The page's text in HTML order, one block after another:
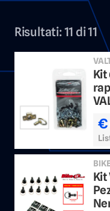
Risultati:11 di 11
Kit
€
Kit